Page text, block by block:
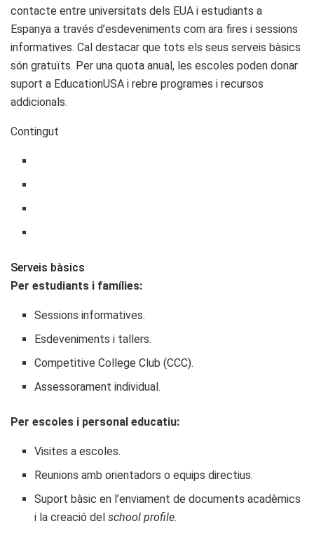
contacte entre universitats dels EUA i estudiants a
Espanya a través d’esdeveniments com ara fires i sessions
informatives. Cal destacar que tots els seus serveis bàsics
són gratuïts. Per una quota anual, les escoles poden donar
suport a EducationUSA i rebre programes i recursos
addicionals.
Contingut
Serveis bàsics
Per estudiants i famílies:
Sessions informatives.
Esdeveniments i tallers.
Competitive College Club (CCC).
Assessorament individual.
Per escoles i personal educatiu:
Visites a escoles.
Reunions amb orientadors o equips directius.
Suport bàsic en l’enviament de documents acadèmics
i la creació delschool profile.